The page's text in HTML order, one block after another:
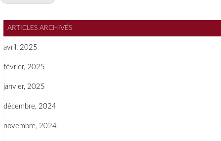
ARTICLES ARCHIVÉS
avril, 2025
février, 2025
janvier, 2025
décembre, 2024
novembre, 2024